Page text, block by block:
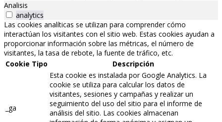
Analisis
analytics
Las cookies analíticas se utilizan para comprender cómo
interactúan los visitantes con el sitio web. Estas cookies ayudan a
proporcionar información sobre las métricas, el número de
visitantes, la tasa de rebote, la fuente de tráfico, etc.
Cookie Tipo Descripción
_ga
Esta cookie es instalada por Google Analytics. La
cookie se utiliza para calcular los datos de
visitantes, sesiones y campañas y realizar un
seguimiento del uso del sitio para el informe de
análisis del sitio. Las cookies almacenan